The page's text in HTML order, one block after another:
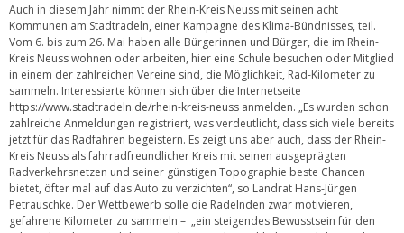
Auch in diesem Jahr nimmt der Rhein-Kreis Neuss mit seinen acht
Kommunen am Stadtradeln, einer Kampagne des Klima-Bündnisses, teil.
Vom 6. bis zum 26. Mai haben alle Bürgerinnen und Bürger, die im Rhein-
Kreis Neuss wohnen oder arbeiten, hier eine Schule besuchen oder Mitglied
in einem der zahlreichen Vereine sind, die Möglichkeit, Rad-Kilometer zu
sammeln. Interessierte können sich über die Internetseite
https://www.stadtradeln.de/rhein-kreis-neuss anmelden. „Es wurden schon
zahlreiche Anmeldungen registriert, was verdeutlicht, dass sich viele bereits
jetzt für das Radfahren begeistern. Es zeigt uns aber auch, dass der Rhein-
Kreis Neuss als fahrradfreundlicher Kreis mit seinen ausgeprägten
Radverkehrsnetzen und seiner günstigen Topographie beste Chancen
bietet, öfter mal auf das Auto zu verzichten“, so Landrat Hans-Jürgen
Petrauschke. Der Wettbewerb solle die Radelnden zwar motivieren,
gefahrene Kilometer zu sammeln – „ein steigendes Bewusstsein für den